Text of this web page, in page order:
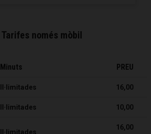
Tarifes només mòbil
Minuts PREU
Il·limitades 16,00
Il·limitades 10,00
Il·limitades
16,00